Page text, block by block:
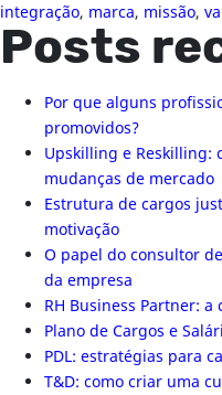
integração, marca, missão,
Posts
Por que alguns
promovidos?
Upskilling e Reskilling:
mudanças de mercado
Estrutura de cargos
motivação
O papel do consultor
da empresa
RH Business Partner:
Plano de Cargos e
PDL: estratégias para
T&D: como criar uma